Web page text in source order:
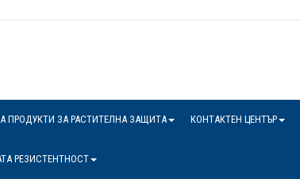
ПРОДУКТИ ЗА РАСТИТЕЛНА ЗАЩИТА КОНТАКТЕН ЦЕНТЪР
РЕЗИСТЕНТНОСТ